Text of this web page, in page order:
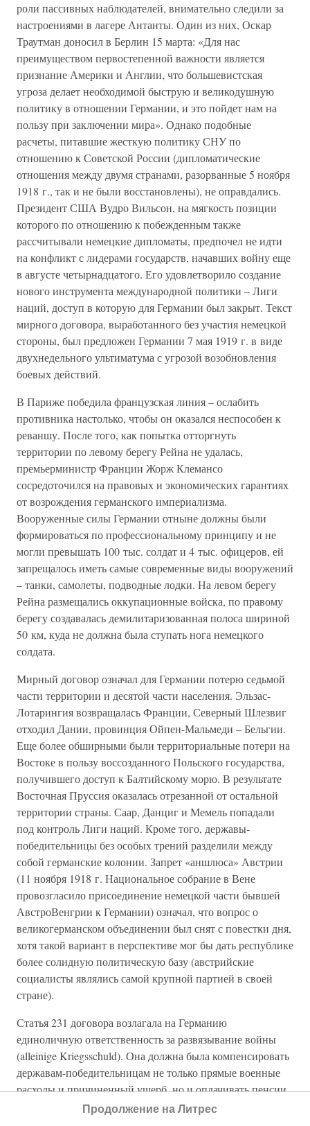
роли пассивных наблюдателей, внимательно следили за
настроениями в лагере Антанты. Один из них, Оскар
Траутман доносил в Берлин 15 марта: «Для нас
преимуществом первостепенной важности является
признание Америки и Англии, что большевистская
угроза делает необходимой быструю и великодушную
политику в отношении Германии, и это пойдет нам на
пользу при заключении мира». Однако подобные
расчеты, питавшие жесткую политику СНУ по
отношению к Советской России (дипломатические
отношения между двумя странами, разорванные 5 ноября
1918 г., так и не были восстановлены), не оправдались.
Президент США Вудро Вильсон, на мягкость позиции
которого по отношению к побежденным также
рассчитывали немецкие дипломаты, предпочел не идти
на конфликт с лидерами государств, начавших войну еще
в августе четырнадцатого. Его удовлетворило создание
нового инструмента международной политики – Лиги
наций, доступ в которую для Германии был закрыт. Текст
мирного договора, выработанного без участия немецкой
стороны, был предложен Германии 7 мая 1919 г. в виде
двухнедельного ультиматума с угрозой возобновления
боевых действий.
В Париже победила французская линия – ослабить
противника настолько, чтобы он оказался неспособен к
реваншу. После того, как попытка отторгнуть
территории по левому берегу Рейна не удалась,
премьерминистр Франции Жорж Клемансо
сосредоточился на правовых и экономических гарантиях
от возрождения германского империализма.
Вооруженные силы Германии отныне должны были
формироваться по профессиональному принципу и не
могли превышать 100 тыс. солдат и 4 тыс. офицеров, ей
запрещалось иметь самые современные виды вооружений
– танки, самолеты, подводные лодки. На левом берегу
Рейна размещались оккупационные войска, по правому
берегу создавалась демилитаризованная полоса шириной
50 км, куда не должна была ступать нога немецкого
солдата.
Мирный договор означал для Германии потерю седьмой
части территории и десятой части населения. Эльзас-
Лотарингия возвращалась Франции, Северный Шлезвиг
отходил Дании, провинция Ойпен-Мальмеди – Бельгии.
Еще более обширными были территориальные потери на
Востоке в пользу воссозданного Польского государства,
получившего доступ к Балтийскому морю. В результате
Восточная Пруссия оказалась отрезанной от остальной
территории страны. Саар, Данциг и Мемель попадали
под контроль Лиги наций. Кроме того, державы-
победительницы без особых трений разделили между
собой германские колонии. Запрет «аншлюса» Австрии
(11 ноября 1918 г. Национальное собрание в Вене
провозгласило присоединение немецкой части бывшей
АвстроВенгрии к Германии) означал, что вопрос о
великогерманском объединении был снят с повестки дня,
хотя такой вариант в перспективе мог бы дать республике
более солидную политическую базу (австрийские
социалисты являлись самой крупной партией в своей
стране).
Статья 231 договора возлагала на Германию
единоличную ответственность за развязывание войны
(alleinige Kriegsschuld). Она должна была компенсировать
державам-победительницам не только прямые военные
расходы и причиненный ущерб, но и оплачивать пенсии
ветеранов и инвалидов первой мировой войны.
Продолжение на Литрес